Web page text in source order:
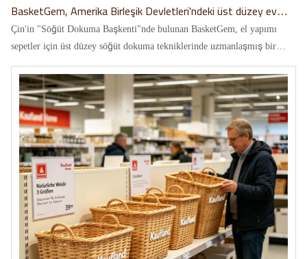
BasketGem, Amerika Birleşik Devletleri'ndeki üst düzey ev
markaları için kişiselleştirilmiş hasır dekoratif sepet
özelleştirme hizmetleri sunmaktadır.
Çin'in "Söğüt Dokuma Başkenti"nde bulunan BasketGem, el yapımı
sepetler için üst düzey söğüt dokuma tekniklerinde uzmanlaşmış bir
üreticidir. Bu proje, BasketGem'in üst düzey kişiselleştirme
yeteneklerinin yoğun bir gösterimidir; özel tasarım, titiz dokuma ve üst
düzey ambalajlama ile Amerika Birleşik Devletleri'ndeki yeni nesil üst
düzey ev hediyelerinin taleplerini mükemmel bir şekilde karşılayarak
kalite ve estetiği bir araya getiriyor.